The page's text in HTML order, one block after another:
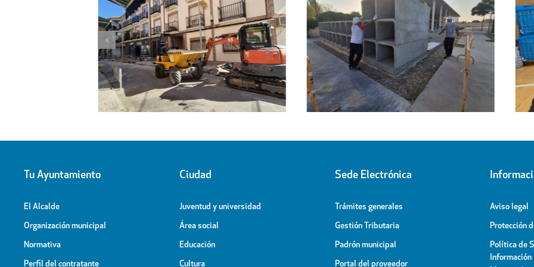
Obras de ampliación del
Cementerio-Tanatorio Municipal
Regresa a sus hogares el centenar
de personas acogidas en el
Pabellón Cubierto
Tu Ayuntamiento
El Alcalde
Organización municipal
Normativa
Perfil del contratante
Ciudad
Juventud y universidad
Área social
Educación
Cultura
Sede Electrónica
Trámites generales
Gestión Tributaria
Padrón municipal
Portal del proveedor
Aviso legal
Protección
Política de
Información